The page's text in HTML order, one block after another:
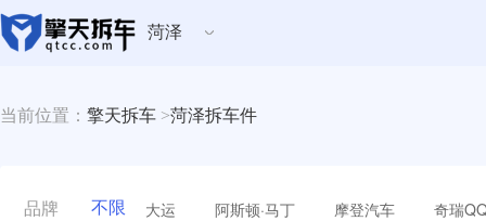
菏泽
当前位置： 擎天拆车 >菏泽拆车件
品牌 不限 大运 阿斯顿·马丁 摩登汽车 奇瑞